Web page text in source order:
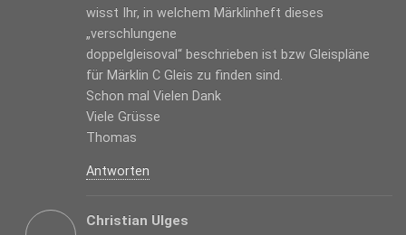
wisst Ihr, in welchem Märklinheft dieses
„verschlungene
doppelgleisoval“ beschrieben ist bzw Gleispläne
für Märklin C Gleis zu finden sind.
Schon mal Vielen Dank
Viele Grüsse
Thomas
Antworten
Christian Ulges